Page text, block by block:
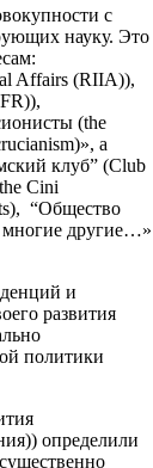
с
науку. Это
Affairs (RIIA)),
(the
а
клуб” (Club
Cini
“Общество
многие другие…»
и
развития
политики
определили